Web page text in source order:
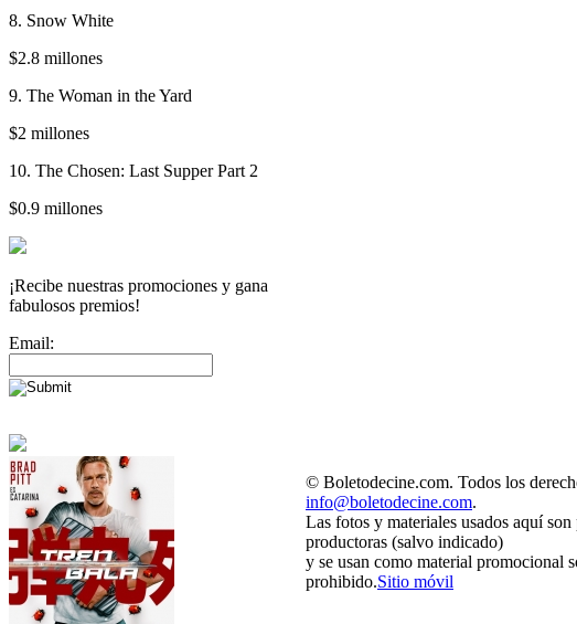
8. Snow White
$2.8 millones
9. The Woman in the Yard
$2 millones
10. The Chosen: Last Supper Part 2
$0.9 millones
¡Recibe nuestras promociones y gana
fabulosos premios!
Email:
© Boletodecine.com. Todos los
info@boletodecine.com.
Las fotos y materiales usados aquí
productoras (salvo indicado)
y se usan como material promocional
prohibido.Sitio móvil